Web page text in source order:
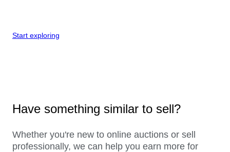
Start exploring
Have something similar to sell?
Whether you're new to online auctions or sell
professionally, we can help you earn more for